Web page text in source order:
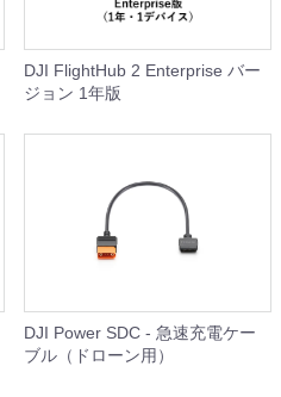
DJI FlightHub 2 Enterprise バー
ジョン 1年版
DJI Power SDC - 急速充電ケー
ブル（ドローン用）